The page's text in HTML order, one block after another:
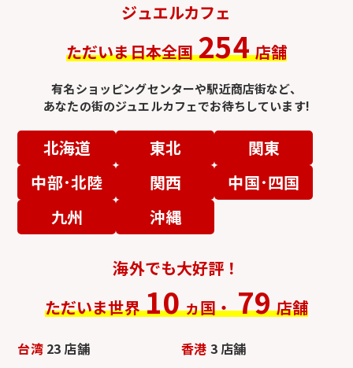
ジュエルカフェ
ただいま日本全国 254 店舗
有名ショッピングセンターや駅近商店街など、
あなたの街のジュエルカフェでお待ちしています!
北海道 東北
関東
中部･北陸
関西
中国･四国
九州
沖縄
海外でも大好評！
ただいま世界 10 ヵ国・ 79 店舗
台湾 23 店舗 香港 3 店舗